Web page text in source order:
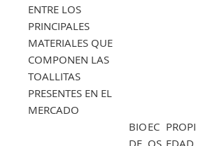
ENTRE LOS
PRINCIPALES
MATERIALES QUE
COMPONEN LAS
TOALLITAS
PRESENTES EN EL
MERCADO
BIO
DE
EC
OS
PROPI
EDAD